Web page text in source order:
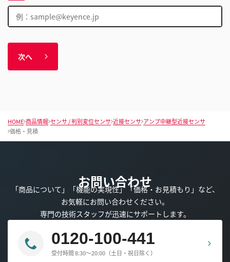
次へ
HOME 商品情報 センサ / 判別変位センサ 近接センサ アンプ中継型近接センサ
価格・見積
お問い合わせ
「商品について」「機能の実現性」「価格・お見積もり」など、
お気軽にお問い合わせください。
専門の技術スタッフが迅速にサポートします。
0120-100-441
受付時間 8:30～20:00（土日・祝日除く）